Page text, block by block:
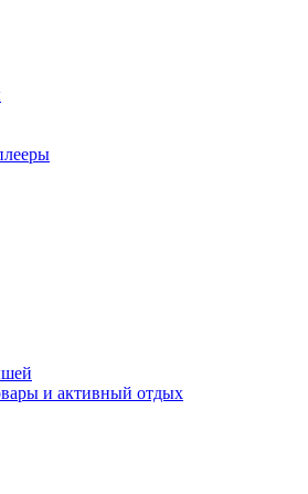
и активный отдых